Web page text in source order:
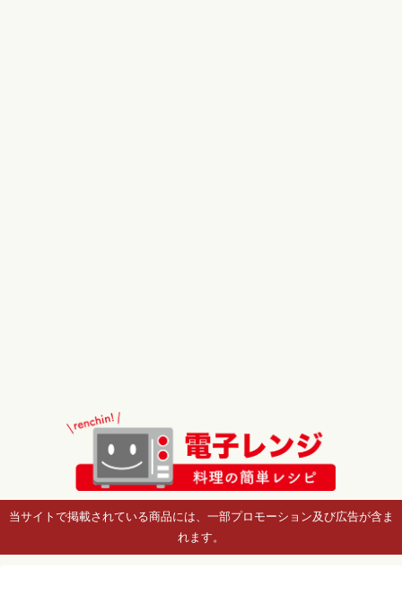
当サイトで掲載されている商品には、一部プロモーション及び広告が含ま
れます。